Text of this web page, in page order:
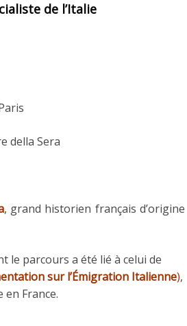
de l’Italie
della Sera
, grand historien français d’origine
le parcours a été lié à celui de
sur l’Émigration Italienne),
France.